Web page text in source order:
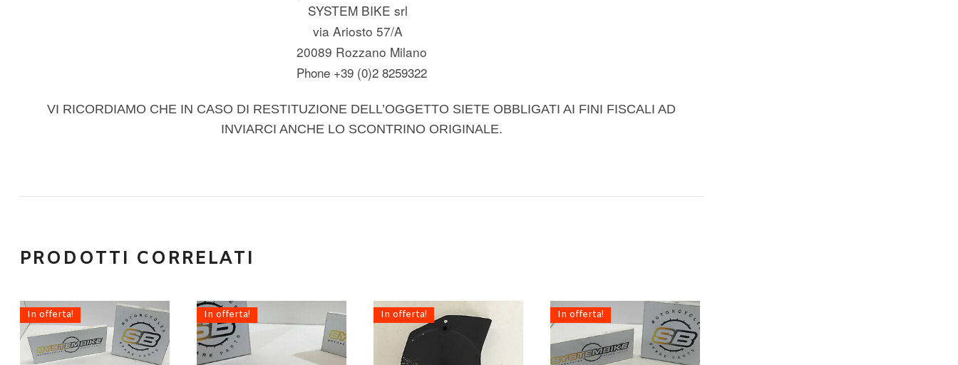
SYSTEM BIKE srl
via Ariosto 57/A
20089 Rozzano Milano
Phone +39 (0)2 8259322
VI RICORDIAMO CHE IN CASO DI RESTITUZIONE DELL’OGGETTO SIETE OBBLIGATI AI FINI FISCALI AD
INVIARCI ANCHE LO SCONTRINO ORIGINALE.
PRODOTTI CORRELATI
In offerta! In offerta! In offerta! In offerta!